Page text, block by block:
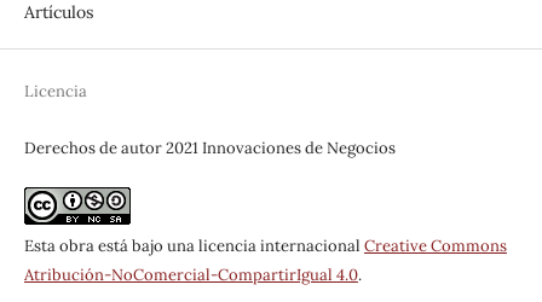
Artículos
Licencia
Derechos de autor 2021 Innovaciones de Negocios
Esta obra está bajo una licencia internacional Creative Commons
Atribución-NoComercial-CompartirIgual 4.0.